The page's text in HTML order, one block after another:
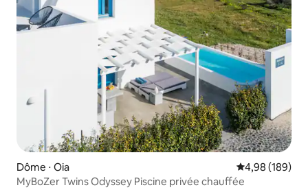
Dôme ⋅ Oia Évaluation
4,98 (189)
MyBoZer Twins Odyssey Piscine privée chauffée